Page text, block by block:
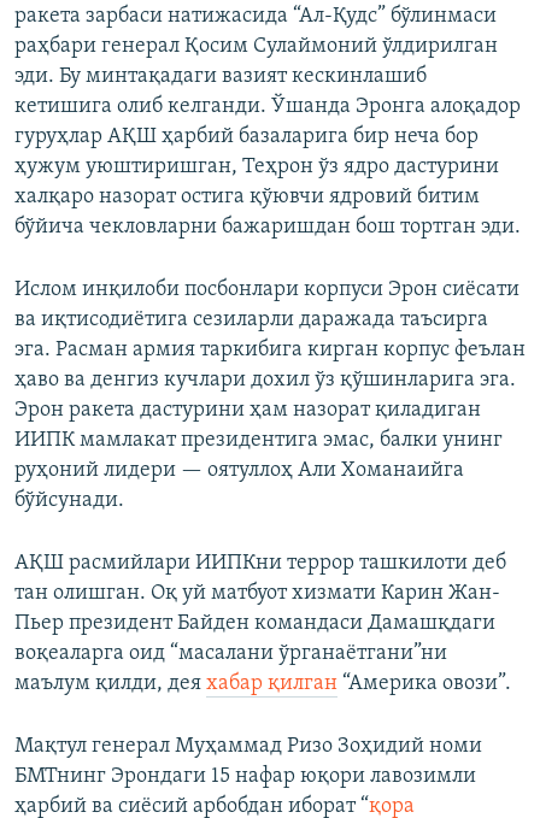
ракета зарбаси натижасида “Ал-Қудс” бўлинмаси
раҳбари генерал Қосим Сулаймоний ўлдирилган
эди. Бу минтақадаги вазият кескинлашиб
кетишига олиб келганди. Ўшанда Эронга алоқадор
гуруҳлар АҚШ ҳарбий базаларига бир неча бор
ҳужум уюштиришган, Теҳрон ўз ядро дастурини
халқаро назорат остига қўювчи ядровий битим
бўйича чекловларни бажаришдан бош тортган эди.
Ислом инқилоби посбонлари корпуси Эрон сиёсати
ва иқтисодиётига сезиларли даражада таъсирга
эга. Расман армия таркибига кирган корпус феълан
ҳаво ва денгиз кучлари дохил ўз қўшинларига эга.
Эрон ракета дастурини ҳам назорат қиладиган
ИИПК мамлакат президентига эмас, балки унинг
руҳоний лидери — оятуллоҳ Али Хоманаийга
бўйсунади.
АҚШ расмийлари ИИПКни террор ташкилоти деб
тан олишган. Оқ уй матбуот хизмати Карин Жан-
Пьер президент Байден командаси Дамашқдаги
воқеаларга оид “масалани ўрганаётгани”ни
маълум қилди, дея хабар қилган “Америка овози”.
Мақтул генерал Муҳаммад Ризо Зоҳидий номи
БМТнинг Эрондаги 15 нафар юқори лавозимли
ҳарбий ва сиёсий арбобдан иборат “қора